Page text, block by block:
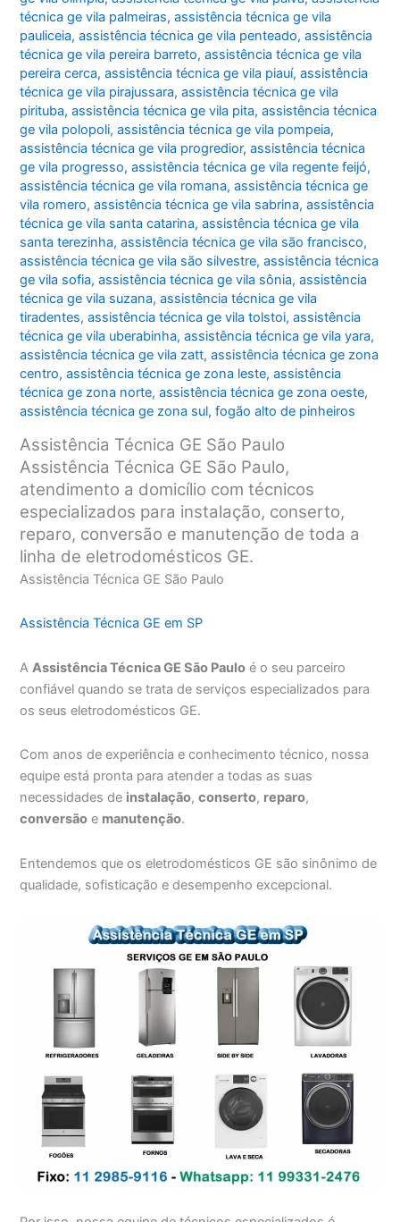
técnica ge vila palmeiras,assistência técnica ge vila
pauliceia,assistência técnica ge vila penteado,assistência
técnica ge vila pereira barreto,assistência técnica ge vila
pereira cerca,assistência técnica ge vila piauí,assistência
técnica ge vila pirajussara,assistência técnica ge vila
pirituba,assistência técnica ge vila pita,assistência técnica
ge vila polopoli,assistência técnica ge vila pompeia,
assistência técnica ge vila progredior,assistência técnica
ge vila progresso,assistência técnica ge vila regente feijó,
assistência técnica ge vila romana,assistência técnica ge
vila romero,assistência técnica ge vila sabrina,assistência
técnica ge vila santa catarina,assistência técnica ge vila
santa terezinha,assistência técnica ge vila são francisco,
assistência técnica ge vila são silvestre,assistência técnica
ge vila sofia,assistência técnica ge vila sônia,assistência
técnica ge vila suzana,assistência técnica ge vila
tiradentes,assistência técnica ge vila tolstoi,assistência
técnica ge vila uberabinha,assistência técnica ge vila yara,
assistência técnica ge vila zatt,assistência técnica ge zona
centro,assistência técnica ge zona leste,assistência
técnica ge zona norte,assistência técnica ge zona oeste,
assistência técnica ge zona sul,fogão alto de pinheiros
Assistência Técnica GE São Paulo
Assistência Técnica GE São Paulo,
atendimento a domicílio com técnicos
especializados para instalação, conserto,
reparo, conversão e manutenção de toda a
linha de eletrodomésticos GE.
Assistência Técnica GE São Paulo
Assistência Técnica GE em SP
AAssistência Técnica GE São Paulo é o seu parceiro
confiável quando se trata de serviços especializados para
os seus eletrodomésticos GE.
Com anos de experiência e conhecimento técnico, nossa
equipe está pronta para atender a todas as suas
necessidades de instalação,conserto, reparo,
conversão e manutenção.
Entendemos que os eletrodomésticos GE são sinônimo de
qualidade, sofisticação e desempenho excepcional.